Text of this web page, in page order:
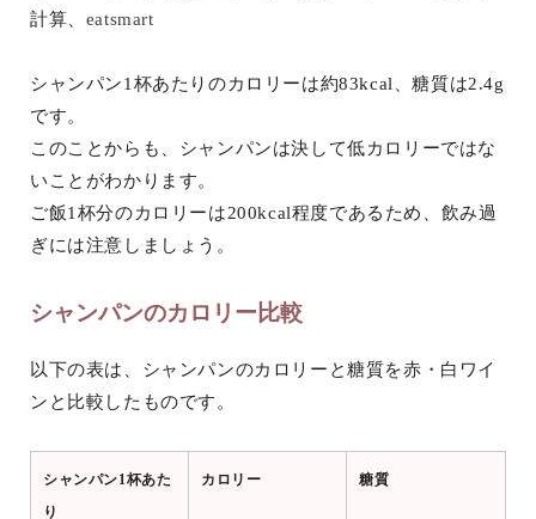
計算、 eatsmart
シャンパン1杯あたりのカロリーは約83kcal、糖質は2.4g
です。
このことからも、シャンパンは決して低カロリーではな
いことがわかります。
ご飯1杯分のカロリーは200kcal程度であるため、飲み過
ぎには注意しましょう。
シャンパンのカロリー比較
以下の表は、シャンパンのカロリーと糖質を赤・白ワイ
ンと比較したものです。
シャンパン1杯あた
り
カロリー 糖質